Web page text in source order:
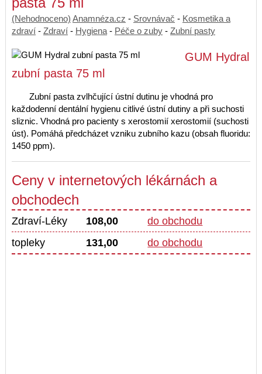
(Nehodnoceno) Anamnéza.cz - Srovnávač - Kosmetika a
zdraví - Zdraví - Hygiena - Péče o zuby - Zubní pasty
GUM Hydral
zubní pasta 75 ml
Zubní pasta zvlhčující ústní dutinu je vhodná pro
každodenní dentální hygienu citlivé ústní dutiny a při suchosti
sliznic. Vhodná pro pacienty s xerostomií xerostomií (suchosti
úst). Pomáhá předcházet vzniku zubního kazu (obsah fluoridu:
1450 ppm).
Ceny v internetových lékárnách a
obchodech
Zdraví-Léky 108,00
do obchodu
topleky
131,00 do obchodu